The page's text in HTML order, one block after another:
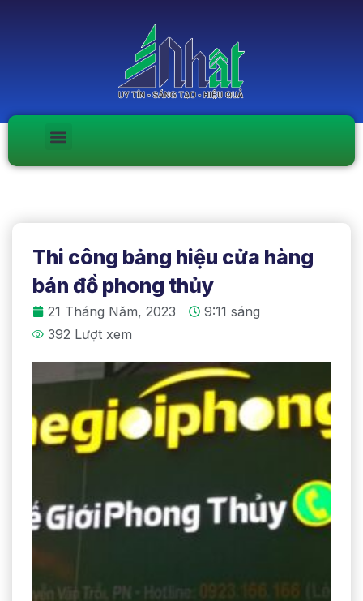
Thi công bảng hiệu cửa hàng
bán đồ phong thủy
21 Tháng Năm, 2023
9:11 sáng
392 Lượt xem